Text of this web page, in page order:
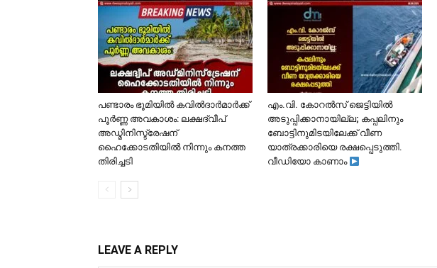
പണ്ടാരം ഭൂമിയിൽ കവിൽദാർമാർക്ക്
പൂർണ്ണ അവകാശം: ലക്ഷദ്വീപ്
അഡ്മിനിസ്ട്രേഷന്
ഹൈക്കോടതിയിൽ നിന്നും കനത്ത
തിരിച്ചടി
​എം.വി. കോറൽസ് ജെട്ടിയിൽ
അടുപ്പിക്കാനായില്ല; കപ്പലിനും
ബോട്ടിനുമിടയിലേക്ക് വീണ
യാത്രക്കാരിയെ രക്ഷപ്പെടുത്തി.
വീഡിയോ കാണാം
LEAVE A REPLY